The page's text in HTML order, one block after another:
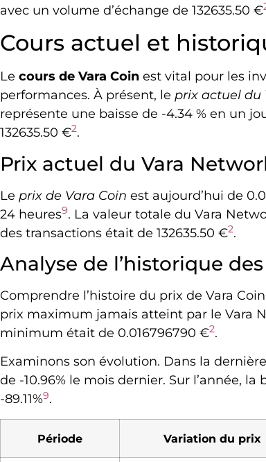
avec un volume d’échange de 132635.50 €
Cours actuel et
Le cours de Vara Coin est vital pour les
performances. À présent, le prix actuel du
représente une baisse de -4.34 % en un
132635.50 €2.
Prix actuel du Vara
Le prix de Vara Coin est aujourd’hui de
24 heures9. La valeur totale du Vara
des transactions était de 132635.50 €2.
Analyse de l’historique
Comprendre l’histoire du prix de Vara
prix maximum jamais atteint par le Vara
minimum était de 0.016796790 €2.
Examinons son évolution. Dans la
de -10.96% le mois dernier. Sur l’année,
-89.11%9.
Période Variation du prix